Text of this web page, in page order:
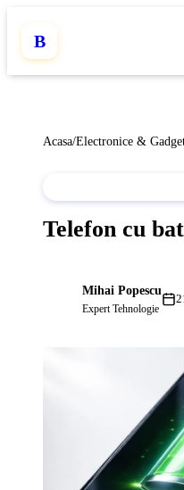
B
Acasa/Electronice &
Telefon cu
Mihai Popescu
Expert Tehnologie